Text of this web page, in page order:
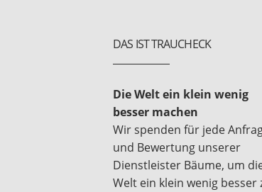
DAS IST TRAUCHECK
Die Welt ein klein wenig
besser machen
Wir spenden für jede
und Bewertung unserer
Dienstleister Bäume, um
Welt ein klein wenig besser